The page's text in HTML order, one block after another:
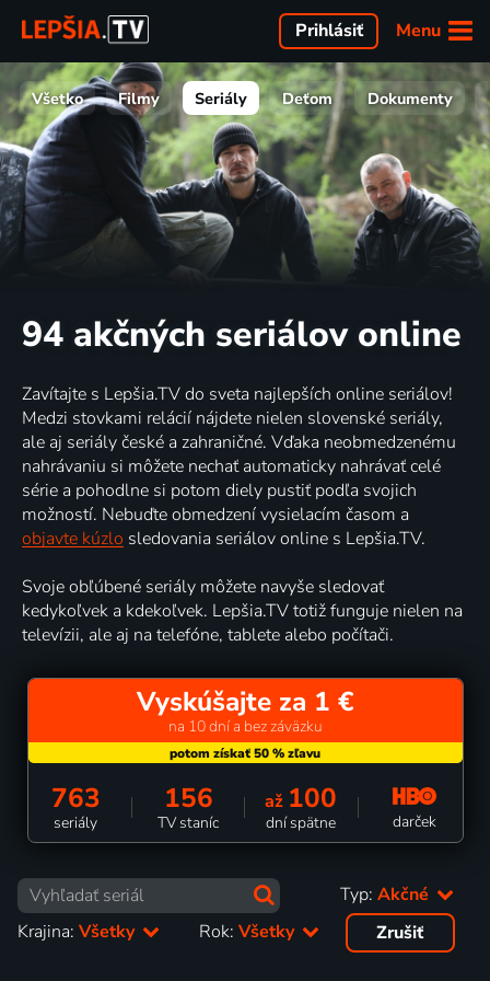
Menu
Prihlásiť
Všetko Filmy Seriály Deťom Dokumenty
94 akčných seriálov online
Zavítajte s Lepšia.TV do sveta najlepších online seriálov!
Medzi stovkami relácií nájdete nielen slovenské seriály,
ale aj seriály české a zahraničné. Vďaka neobmedzenému
nahrávaniu si môžete nechať automaticky nahrávať celé
série a pohodlne si potom diely pustiť podľa svojich
možností. Nebuďte obmedzení vysielacím časom a
objavte kúzlo sledovania seriálov online s Lepšia.TV.
Svoje obľúbené seriály môžete navyše sledovať
kedykoľvek a kdekoľvek. Lepšia.TV totiž funguje nielen na
televízii, ale aj na telefóne, tablete alebo počítači.
Vyskúšajte za 1 €
na 10 dní a bez záväzku
763
seriály
156
TV staníc
až 100
dní spätne darček
Typ: Akčné
Krajina: Všetky Rok:Všetky Zrušiť